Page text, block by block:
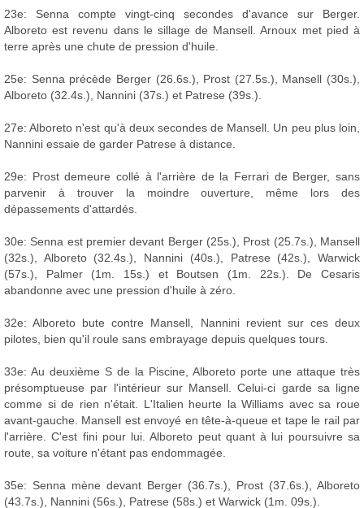
23e: Senna compte vingt-cinq secondes d'avance sur Berger.
Alboreto est revenu dans le sillage de Mansell. Arnoux met pied à
terre après une chute de pression d'huile.
25e: Senna précède Berger (26.6s.), Prost (27.5s.), Mansell (30s.),
Alboreto (32.4s.), Nannini (37s.) et Patrese (39s.).
27e: Alboreto n'est qu'à deux secondes de Mansell. Un peu plus loin,
Nannini essaie de garder Patrese à distance.
29e: Prost demeure collé à l'arrière de la Ferrari de Berger, sans
parvenir à trouver la moindre ouverture, même lors des
dépassements d'attardés.
30e: Senna est premier devant Berger (25s.), Prost (25.7s.), Mansell
(32s.), Alboreto (32.4s.), Nannini (40s.), Patrese (42s.), Warwick
(57s.), Palmer (1m. 15s.) et Boutsen (1m. 22s.). De Cesaris
abandonne avec une pression d'huile à zéro.
32e: Alboreto bute contre Mansell, Nannini revient sur ces deux
pilotes, bien qu'il roule sans embrayage depuis quelques tours.
33e: Au deuxième S de la Piscine, Alboreto porte une attaque très
présomptueuse par l'intérieur sur Mansell. Celui-ci garde sa ligne
comme si de rien n'était. L'Italien heurte la Williams avec sa roue
avant-gauche. Mansell est envoyé en tête-à-queue et tape le rail par
l'arrière. C'est fini pour lui. Alboreto peut quant à lui poursuivre sa
route, sa voiture n'étant pas endommagée.
35e: Senna mène devant Berger (36.7s.), Prost (37.6s.), Alboreto
(43.7s.), Nannini (56s.), Patrese (58s.) et Warwick (1m. 09s.).